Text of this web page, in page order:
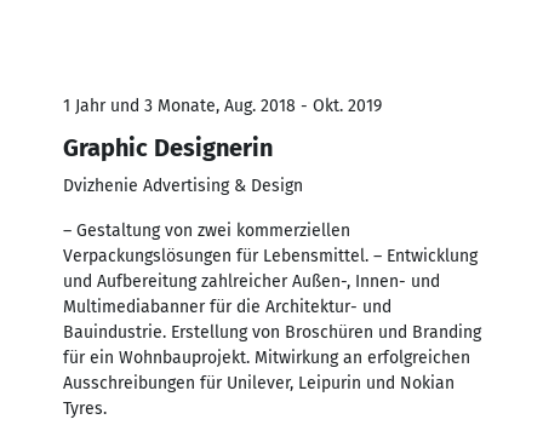
1 Jahr und 3 Monate, Aug. 2018 - Okt. 2019
Graphic Designerin
Dvizhenie Advertising & Design
– Gestaltung von zwei kommerziellen
Verpackungslösungen für Lebensmittel. – Entwicklung
und Aufbereitung zahlreicher Außen-, Innen- und
Multimediabanner für die Architektur- und
Bauindustrie. Erstellung von Broschüren und Branding
für ein Wohnbauprojekt. Mitwirkung an erfolgreichen
Ausschreibungen für Unilever, Leipurin und Nokian
Tyres.